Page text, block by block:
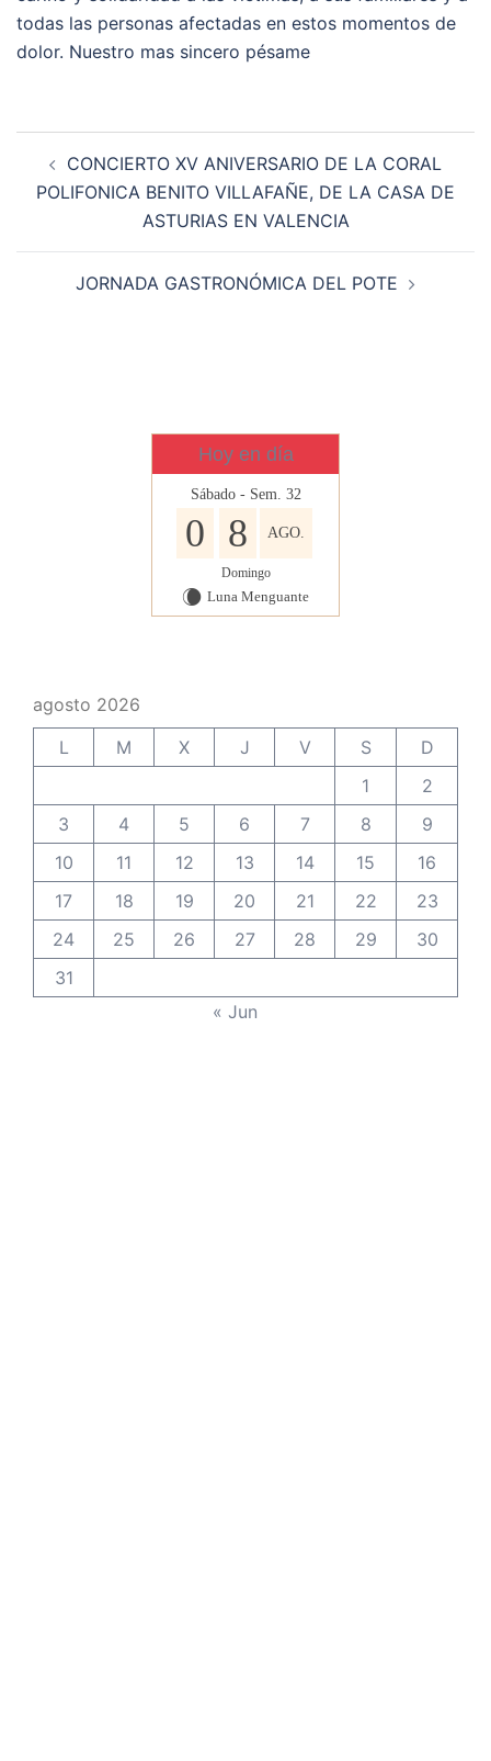
todas las personas afectadas en estos momentos de
dolor. Nuestro mas sincero pésame
entradas
CONCIERTO XV ANIVERSARIO DE LA CORAL
POLIFONICA BENITO VILLAFAÑE, DE LA CASA DE
ASTURIAS EN VALENCIA
JORNADA GASTRONÓMICA DEL POTE
Hoy en día
Sábado - Sem. 32
0 8 AGO.
Domingo
W Luna Menguante
agosto 2026
L
M X J V S
D
1
2
3
4 5 6 7 8
9
10
11 12 13 14 15
16
17
18 19 20 21 22
23
24
25 26 27 28 29
30
31
« Jun